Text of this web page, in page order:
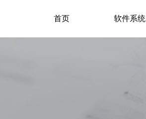
首页 软件系统